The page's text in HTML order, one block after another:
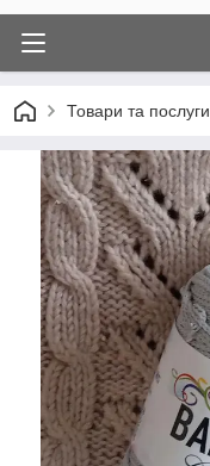
Товари та послуги